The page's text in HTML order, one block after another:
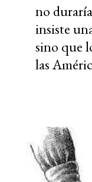
no
insiste
sino que
las